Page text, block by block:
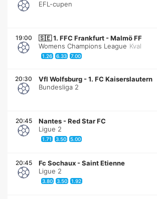
EFL-cupen
19:00 🇸🇪1. FFC Frankfurt -Malmö FF
Womens Champions League Kval
1.26 6.33 7.00
20:30 Vfl Wolfsburg -1. FC Kaiserslautern
Bundesliga 2
20:45 Nantes -Red Star FC
Ligue 2
1.71 3.50 5.00
20:45 Fc Sochaux -Saint Etienne
Ligue 2
3.80 3.50 1.92